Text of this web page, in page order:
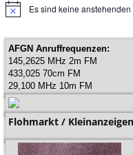
H
n
w
e
Es sind keine
AFGN Anruffrequenzen:
145,2625 MHz 2m FM
433,025 70cm FM
29,100 MHz 10m FM
Flohmarkt / Kleinanzeigen